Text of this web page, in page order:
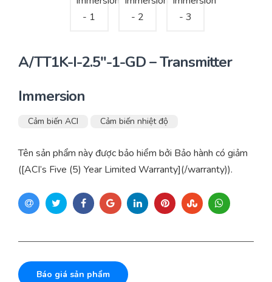
A/TT1K-I-2.5″-1-GD – Transmitter
Immersion
Cảm biến ACI Cảm biến nhiệt độ
Tên sản phẩm này được bảo hiểm bởi Bảo hành có giảm
([ACI’s Five (5) Year Limited Warranty](/warranty)).
Báo giá sản phẩm